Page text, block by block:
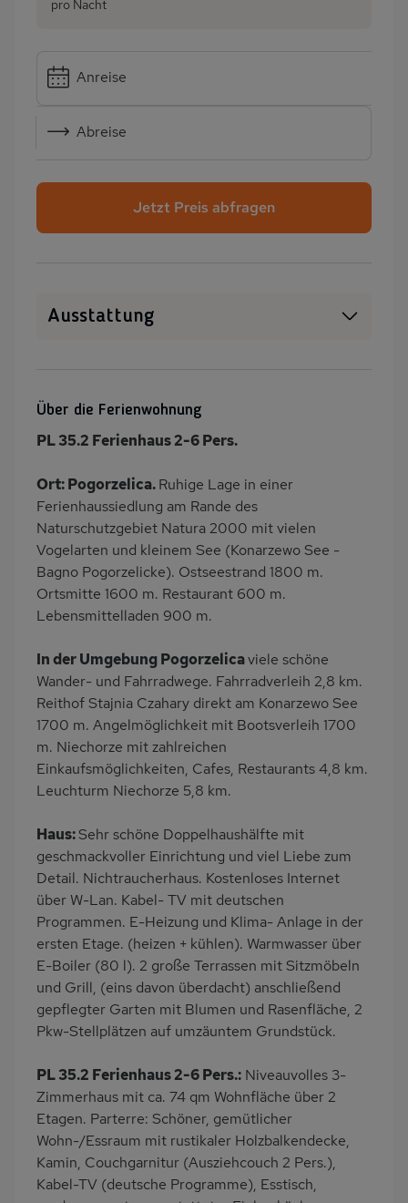
pro Nacht
Anreise
Abreise
Jetzt Preis abfragen
Ausstattung
Klimaanlage
Garten
Terrasse
Grill
PKW-Parkplatz
Eingezäuntes
Grundstück
Dusche
Gäste WC
Küche
Herd (4 Kochfelder)
Backofen
Geschirrspülmaschine
Ruhige Lage
Nichtraucher
Freisitz im Garten
Wb/WC
Internet
Terrassenmöbel
Induktionsherd
Kaffeemaschine
Nah an See
Bettwäsche inklusive
Über die Ferienwohnung
PL 35.2 Ferienhaus 2-6 Pers.
Ort: Pogorzelica.Ruhige Lage in einer
Ferienhaussiedlung am Rande des
Naturschutzgebiet Natura 2000 mit vielen
Vogelarten und kleinem See (Konarzewo See -
Bagno Pogorzelicke). Ostseestrand 1800 m.
Ortsmitte 1600 m. Restaurant 600 m.
Lebensmittelladen 900 m.
In der Umgebung Pogorzelicaviele schöne
Wander- und Fahrradwege. Fahrradverleih 2,8 km.
Reithof Stajnia Czahary direkt am Konarzewo See
1700 m. Angelmöglichkeit mit Bootsverleih 1700
m. Niechorze mit zahlreichen
Einkaufsmöglichkeiten, Cafes, Restaurants 4,8 km.
Leuchturm Niechorze 5,8 km.
Haus:Sehr schöne Doppelhaushälfte mit
geschmackvoller Einrichtung und viel Liebe zum
Detail. Nichtraucherhaus. Kostenloses Internet
über W-Lan. Kabel- TV mit deutschen
Programmen. E-Heizung und Klima- Anlage in der
ersten Etage. (heizen + kühlen). Warmwasser über
E-Boiler (80 l). 2 große Terrassen mit Sitzmöbeln
und Grill, (eins davon überdacht) anschließend
gepflegter Garten mit Blumen und Rasenfläche, 2
Pkw-Stellplätzen auf umzäuntem Grundstück.
PL 35.2 Ferienhaus 2-6 Pers.: Niveauvolles 3-
Zimmerhaus mit ca. 74 qm Wohnfläche über 2
Etagen. Parterre: Schöner, gemütlicher
Wohn-/Essraum mit rustikaler Holzbalkendecke,
Kamin, Couchgarnitur (Ausziehcouch 2 Pers.),
Kabel-TV (deutsche Programme), Esstisch,